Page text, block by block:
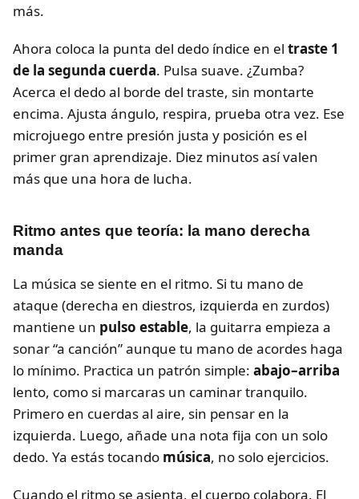
más.
Ahora coloca la punta del dedo índice en el traste 1
de la segunda cuerda. Pulsa suave. ¿Zumba?
Acerca el dedo al borde del traste, sin montarte
encima. Ajusta ángulo, respira, prueba otra vez. Ese
microjuego entre presión justa y posición es el
primer gran aprendizaje. Diez minutos así valen
más que una hora de lucha.
Ritmo antes que teoría: la mano derecha
manda
La música se siente en el ritmo. Si tu mano de
ataque (derecha en diestros, izquierda en zurdos)
mantiene un pulso estable, la guitarra empieza a
sonar “a canción” aunque tu mano de acordes haga
lo mínimo. Practica un patrón simple: abajo–arriba
lento, como si marcaras un caminar tranquilo.
Primero en cuerdas al aire, sin pensar en la
izquierda. Luego, añade una nota fija con un solo
dedo. Ya estás tocando música, no solo ejercicios.
Cuando el ritmo se asienta, el cuerpo colabora. El